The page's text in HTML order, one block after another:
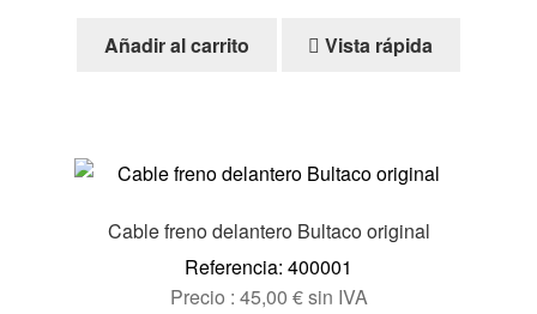
Añadir al carrito Vista rápida
Cable freno delantero Bultaco original
Referencia: 400001
Precio : 45,00 €sin IVA